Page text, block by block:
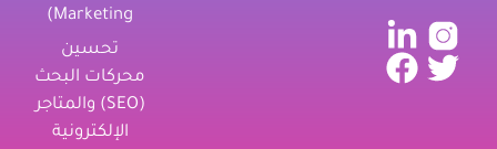
Marketing)
تحسين
محركات البحث
(SEO) والمتاجر
الإلكترونية